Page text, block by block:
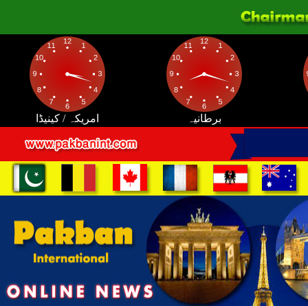
امریکہ / کینیڈا برطانیہ